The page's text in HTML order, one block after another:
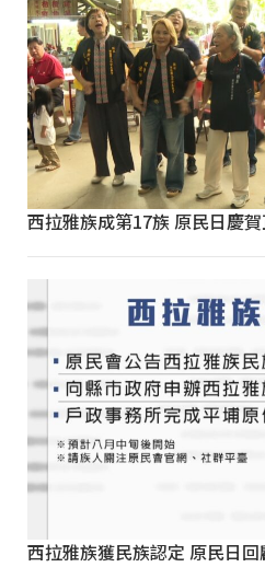
西拉雅族成第17族 原民日慶
西拉雅族獲民族認定 原民日